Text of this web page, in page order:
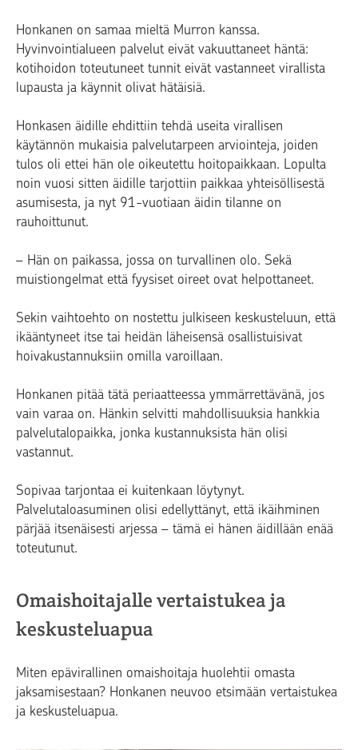
Honkanen on samaa mieltä Murron kanssa.
Hyvinvointialueen palvelut eivät vakuuttaneet häntä:
kotihoidon toteutuneet tunnit eivät vastanneet virallista
lupausta ja käynnit olivat hätäisiä.
Honkasen äidille ehdittiin tehdä useita virallisen
käytännön mukaisia palvelutarpeen arviointeja, joiden
tulos oli ettei hän ole oikeutettu hoitopaikkaan. Lopulta
noin vuosi sitten äidille tarjottiin paikkaa yhteisöllisestä
asumisesta, ja nyt 91-vuotiaan äidin tilanne on
rauhoittunut.
– Hän on paikassa, jossa on turvallinen olo. Sekä
muistiongelmat että fyysiset oireet ovat helpottaneet.
Sekin vaihtoehto on nostettu julkiseen keskusteluun, että
ikääntyneet itse tai heidän läheisensä osallistuisivat
hoivakustannuksiin omilla varoillaan.
Honkanen pitää tätä periaatteessa ymmärrettävänä, jos
vain varaa on. Hänkin selvitti mahdollisuuksia hankkia
palvelutalopaikka, jonka kustannuksista hän olisi
vastannut.
Sopivaa tarjontaa ei kuitenkaan löytynyt.
Palvelutaloasuminen olisi edellyttänyt, että ikäihminen
pärjää itsenäisesti arjessa – tämä ei hänen äidillään enää
toteutunut.
Omaishoitajalle vertaistukea ja
keskusteluapua
Miten epävirallinen omaishoitaja huolehtii omasta
jaksamisestaan? Honkanen neuvoo etsimään vertaistukea
ja keskusteluapua.